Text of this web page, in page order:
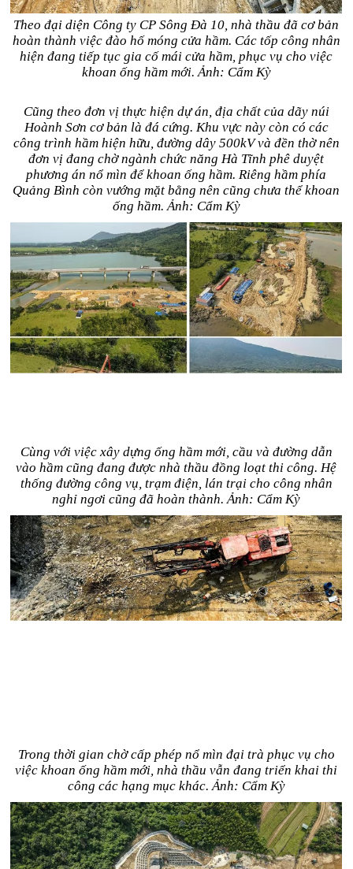
Theo đại diện Công ty CP Sông Đà 10, nhà thầu đã cơ bản
hoàn thành việc đào hố móng cửa hầm. Các tốp công nhân
hiện đang tiếp tục gia cố mái cửa hầm, phục vụ cho việc
khoan ống hầm mới. Ảnh: Cẩm Kỳ
Cũng theo đơn vị thực hiện dự án, địa chất của dãy núi
Hoành Sơn cơ bản là đá cứng. Khu vực này còn có các
công trình hầm hiện hữu, đường dây 500kV và đền thờ nên
đơn vị đang chờ ngành chức năng Hà Tĩnh phê duyệt
phương án nổ mìn để khoan ống hầm. Riêng hầm phía
Quảng Bình còn vướng mặt bằng nên cũng chưa thể khoan
ống hầm. Ảnh: Cẩm Kỳ
Cùng với việc xây dựng ống hầm mới, cầu và đường dẫn
vào hầm cũng đang được nhà thầu đồng loạt thi công. Hệ
thống đường công vụ, trạm điện, lán trại cho công nhân
nghỉ ngơi cũng đã hoàn thành. Ảnh: Cẩm Kỳ
Trong thời gian chờ cấp phép nổ mìn đại trà phục vụ cho
việc khoan ống hầm mới, nhà thầu vẫn đang triển khai thi
công các hạng mục khác. Ảnh: Cẩm Kỳ